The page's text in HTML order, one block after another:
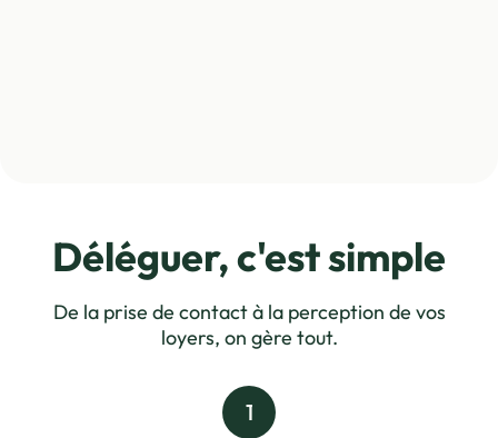
Déléguer, c'est simple
De la prise de contact à la perception de vos
loyers, on gère tout.
1